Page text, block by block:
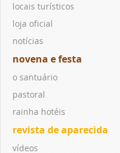
locais turísticos
loja oficial
notícias
novena e festa
o santuário
pastoral
rainha hotéis
revista de aparecida
vídeos